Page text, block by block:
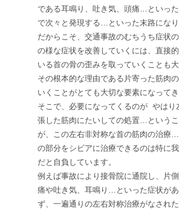
である耳鳴り、吐き気、頭痛…といっ
で次々と発現する…といった末路になり
だからこそ、交通事故のむちうち症状
の様な症状を改善していくには、直接
いる首の骨の歪みを取っていくことも大
その根本的な理由である片寄った筋肉
いくことがとても大切な要素になってき
そこで、必要になってくるのが やはり
張した筋肉にたいしての処置…という
が、この左右非対称な首の筋肉の治療
の部分をシビアに治療できるのは特に
だと自負しています。
例えば事故により接骨院に通院し、片
痛や吐き気、耳鳴り…といった症状が
ず、一遍通りの左右対称治療がなされ